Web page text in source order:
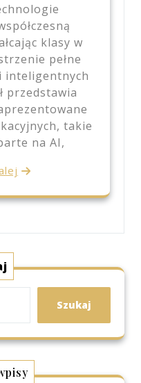
klasy w
pełne
inteligentnych
przedstawia
takie
na AI,
Szukaj